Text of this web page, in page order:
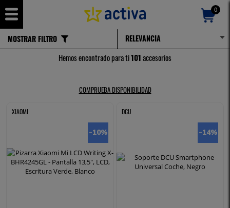
0
INFORMÁTICA Y GAMING
MOSTRAR FILTRO
Hemos encontrado para ti101accesorios
COMPRUEBA DISPONIBILIDAD
XIAOMI
-10%
DCU
-14%